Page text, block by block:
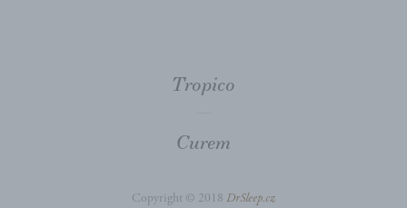
Tropico
Curem
Copyright © 2018 DrSleep.cz